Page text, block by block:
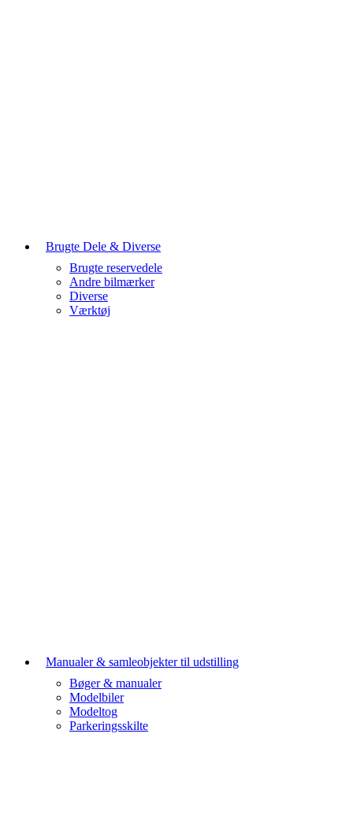
Brugte Dele & Diverse
Brugte reservedele
Andre bilmærker
Diverse
Værktøj
Manualer & samleobjekter til udstilling
Bøger & manualer
Modelbiler
Modeltog
Parkeringsskilte